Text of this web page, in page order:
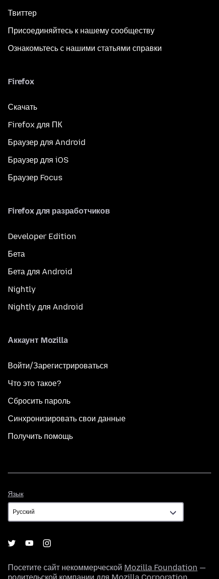
Твиттер
Присоединяйтесь к нашему сообществу
Ознакомьтесь с нашими статьями справки
Firefox
Скачать
Firefox для ПК
Браузер для Android
Браузер для iOS
Браузер Focus
Firefox для разработчиков
Developer Edition
Бета
Бета для Android
Nightly
Nightly для Android
Аккаунт Mozilla
Войти/Зарегистрироваться
Что это такое?
Сбросить пароль
Синхронизировать свои данные
Получить помощь
Язык
Посетите сайт некоммерческой Mozilla Foundation —